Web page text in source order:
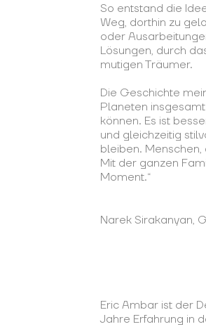
So entstand die
Weg, dorthin zu
oder
Lösungen, durch
mutigen Träumer.
Die Geschichte
Planeten
können. Es ist
und gleichzeitig
bleiben.
Mit der ganzen
Moment.“
Narek Sirakanyan,
Eric Ambar ist der
Jahre Erfahrung in